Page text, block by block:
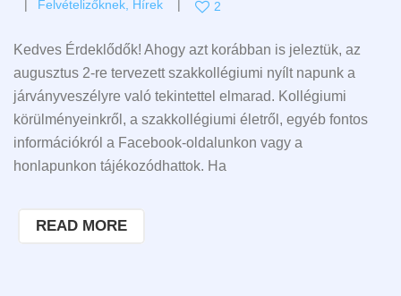
Felvételizőknek, Hírek 2
Kedves Érdeklődők! Ahogy azt korábban is jeleztük, az
augusztus 2-re tervezett szakkollégiumi nyílt napunk a
járványveszélyre való tekintettel elmarad. Kollégiumi
körülményeinkről, a szakkollégiumi életről, egyéb fontos
információkról a Facebook-oldalunkon vagy a
honlapunkon tájékozódhattok. Ha
READ MORE